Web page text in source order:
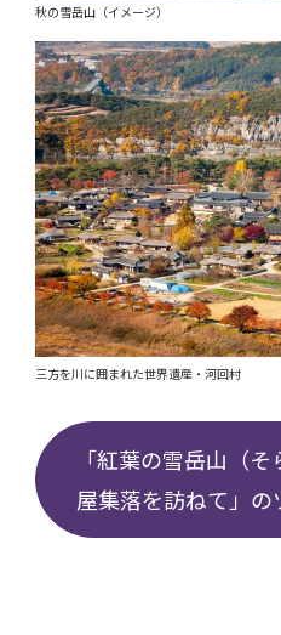
秋の雪岳山（イメージ）
三方を川に囲まれた世界遺産・河回村
「紅葉の雪岳山（
屋集落を訪ねて」